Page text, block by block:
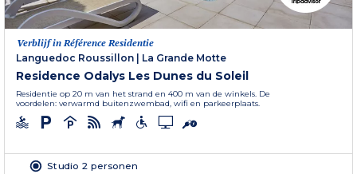
Verblijf in Référence Residentie
Languedoc Roussillon
La Grande Motte
Residence Odalys Les Dunes du Soleil
Residentie op 20 m van het strand en 400 m van de winkels. De
voordelen: verwarmd buitenzwembad, wifi en parkeerplaats.
Studio 2 personen